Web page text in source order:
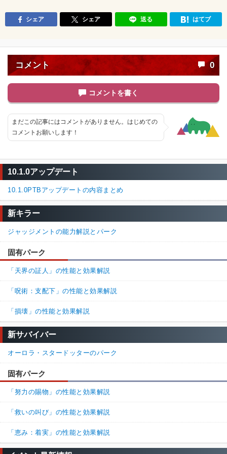
シェア シェア 送る はてブ
コメント 0
コメントを書く
まだこの記事にはコメントがありません。はじめての
コメントお願いします！
10.1.0アップデート
10.1.0PTBアップデートの内容まとめ
新キラー
ジャッジメントの能力解説とパーク
固有パーク
「天界の証人」の性能と効果解説
「呪術：支配下」の性能と効果解説
「損壊」の性能と効果解説
新サバイバー
オーロラ・スタードッターのパーク
固有パーク
「努力の賜物」の性能と効果解説
「救いの叫び」の性能と効果解説
「恵み：着実」の性能と効果解説